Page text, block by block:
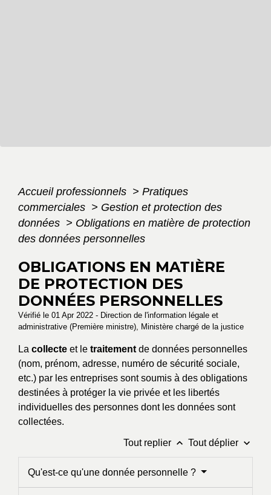
Accueil professionnels > Pratiques
commerciales > Gestion et protection des
données > Obligations en matière de protection
des données personnelles
OBLIGATIONS EN MATIÈRE
DE PROTECTION DES
DONNÉES PERSONNELLES
Vérifié le 01 Apr 2022 - Direction de l'information légale et
administrative (Première ministre), Ministère chargé de la justice
La collecte et le traitement de données personnelles
(nom, prénom, adresse, numéro de sécurité sociale,
etc.) par les entreprises sont soumis à des obligations
destinées à protéger la vie privée et les libertés
individuelles des personnes dont les données sont
collectées.
Tout replier keyboard_arrow_up Tout déplier keyboard_arrow_down
Qu'est-ce qu'une donnée personnelle ?